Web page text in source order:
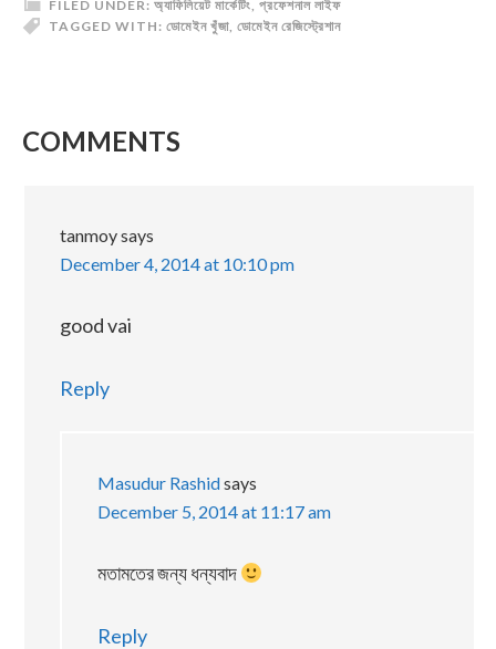
FILED UNDER: অ্যাফিলিয়েট মার্কেটিং প্রফেশনাল লাইফ
TAGGED WITH: ডোমেইন খুঁজা ডোমেইন রেজিস্ট্রেশান
READER
COMMENTS
tanmoysays
December 4, 2014 at 10:10 pm
good vai
Reply
Masudur Rashidsays
December 5, 2014 at 11:17 am
মতামতের জন্য ধন্যবাদ
Reply